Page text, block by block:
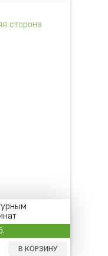
В КОРЗИНУ